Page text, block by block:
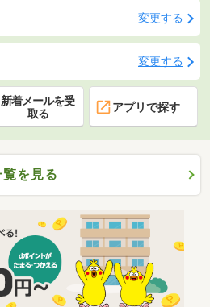
変更する
変更する
新着メールを受
取る
アプリで探す
を見る